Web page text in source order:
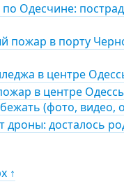
Одесчине:
пожар в порту
в центре
в центре
(фото, видео,
дроны: досталось
↑